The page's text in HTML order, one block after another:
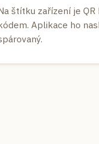
štítku zařízení je
Aplikace ho